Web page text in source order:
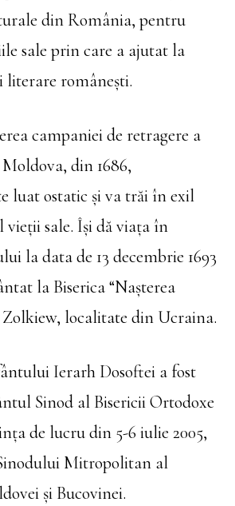
din România, pentru
sale prin care a ajutat la
româneşti.
campaniei de retragere a
din 1686,
luat ostatic şi va trăi în exil
vieţii sale. Îşi dă viaţa în
la data de 13 decembrie 1693
la Biserica “Naşterea
localitate din Ucraina.
Ierarh Dosoftei a fost
Sinod al Bisericii Ortodoxe
de lucru din 5-6 iulie 2005,
Mitropolitan al
şi Bucovinei.